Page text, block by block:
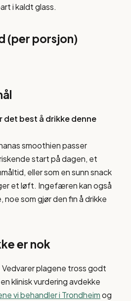
i kaldt glass.
(per porsjon)
det best å drikke denne
smoothien passer
start på dagen, et
eller som en sunn snack
et løft. Ingefæren kan også
noe som gjør den fin å drikke
er nok
plagene tross godt
klinisk vurdering avdekke
vi behandler i Trondheimog